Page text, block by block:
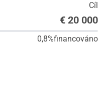
Cíl
€ 20 000
0,8%financováno